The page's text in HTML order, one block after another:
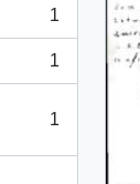
1
1
1